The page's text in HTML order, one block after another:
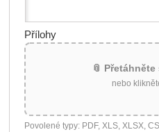
Přílohy
📎
nebo
Povolené typy: PDF, XLS, XLSX,